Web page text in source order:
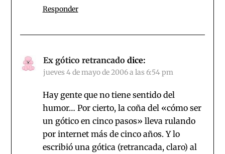
Responder
Ex gótico retrancado dice:
jueves 4 de mayo de 2006 a las 6:54 pm
Hay gente que no tiene sentido del
humor… Por cierto, la coña del «cómo ser
un gótico en cinco pasos» lleva rulando
por internet más de cinco años. Y lo
escribió una gótica (retrancada, claro) al